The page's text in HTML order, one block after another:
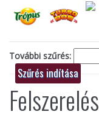
További szűrés:
Felszerelés